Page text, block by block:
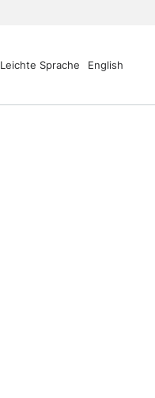
Leichte Sprache English